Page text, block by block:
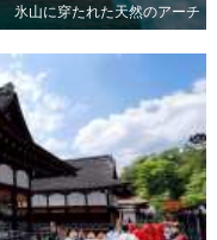
氷山に穿たれた天然のアーチ